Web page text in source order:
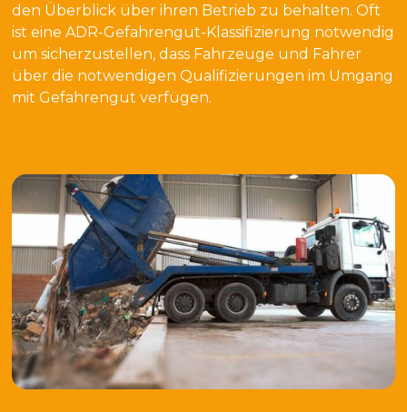
den Überblick über ihren Betrieb zu behalten. Oft
ist eine ADR-Gefahrengut-Klassifizierung notwendig
um sicherzustellen, dass Fahrzeuge und Fahrer
über die notwendigen Qualifizierungen im Umgang
mit Gefahrengut verfügen.